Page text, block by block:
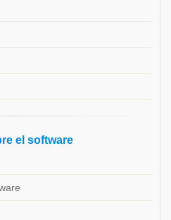
el software